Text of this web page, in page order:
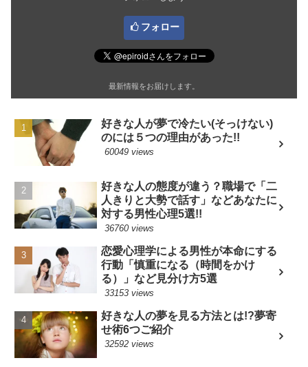
フォロー
最新情報をお届けします。
好きな人が夢で冷たい(そっけない)
のには５つの理由があった!!
60049 views
好きな人の態度が違う？職場で「二
人きりと大勢で話す」などあなたに
対する男性心理5選!!
36760 views
恋愛心理学による男性が本命にする
行動「慎重になる（時間をかけ
る）」など見分け方5選
33153 views
好きな人の夢を見る方法とは!?夢寄
せ術6つご紹介
32592 views